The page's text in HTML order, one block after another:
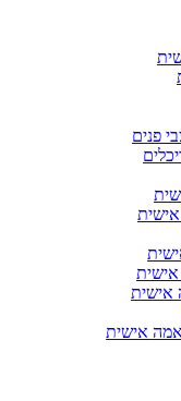
פנים
אישית
אישית